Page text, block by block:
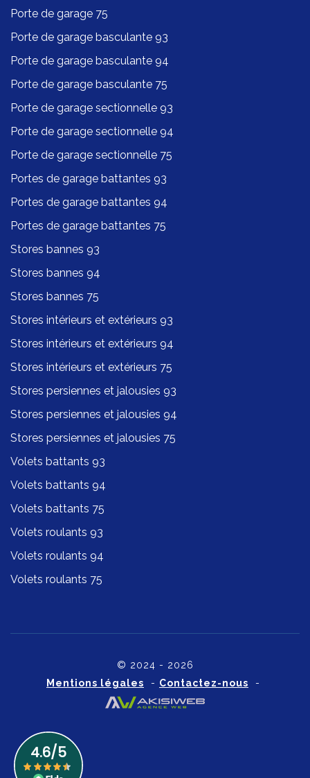
Porte de garage 75
Porte de garage basculante 93
Porte de garage basculante 94
Porte de garage basculante 75
Porte de garage sectionnelle 93
Porte de garage sectionnelle 94
Porte de garage sectionnelle 75
Portes de garage battantes 93
Portes de garage battantes 94
Portes de garage battantes 75
Stores bannes 93
Stores bannes 94
Stores bannes 75
Stores intérieurs et extérieurs 93
Stores intérieurs et extérieurs 94
Stores intérieurs et extérieurs 75
Stores persiennes et jalousies 93
Stores persiennes et jalousies 94
Stores persiennes et jalousies 75
Volets battants 93
Volets battants 94
Volets battants 75
Volets roulants 93
Volets roulants 94
Volets roulants 75
© 2024 - 2026
Mentions légales - Contactez-nous -